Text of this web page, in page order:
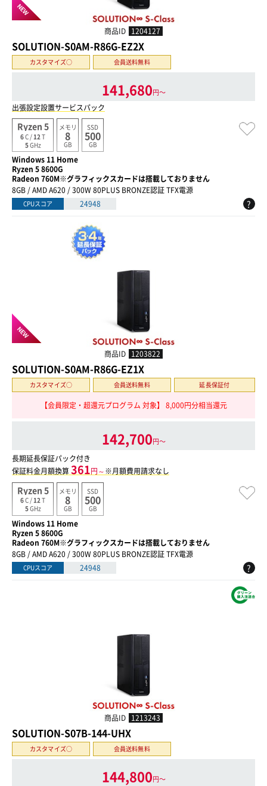
NEW
商品ID 1204127
SOLUTION-S0AM-R86G-EZ2X
カスタマイズ○ 会員送料無料
141,680円〜
出張設定設置サービスパック
Ryzen 5
6C / 12 T
5GHz
メモリ
8
GB
SSD
500
GB
Windows 11 Home
Ryzen 5 8600G
Radeon 760M※グラフィックスカードは搭載しておりません
8GB / AMD A620 / 300W 80PLUS BRONZE認証 TFX電源
CPUスコア 24948 ?
NEW
商品ID 1203822
SOLUTION-S0AM-R86G-EZ1X
カスタマイズ○ 会員送料無料 延長保証付
【会員限定・超還元プログラム 対象】 8,000円分相当還元
142,700円〜
長期延長保証パック付き
保証料金月額換算361円～※月額費用請求なし
Ryzen 5
6C /12T
5GHz
メモリ
8
GB
SSD
500
GB
Windows 11 Home
Ryzen 5 8600G
Radeon 760M※グラフィックスカードは搭載しておりません
8GB / AMD A620 / 300W 80PLUS BRONZE認証 TFX電源
CPUスコア 24948 ?
商品ID 1213243
SOLUTION-S07B-144-UHX
カスタマイズ○ 会員送料無料
144,800円〜